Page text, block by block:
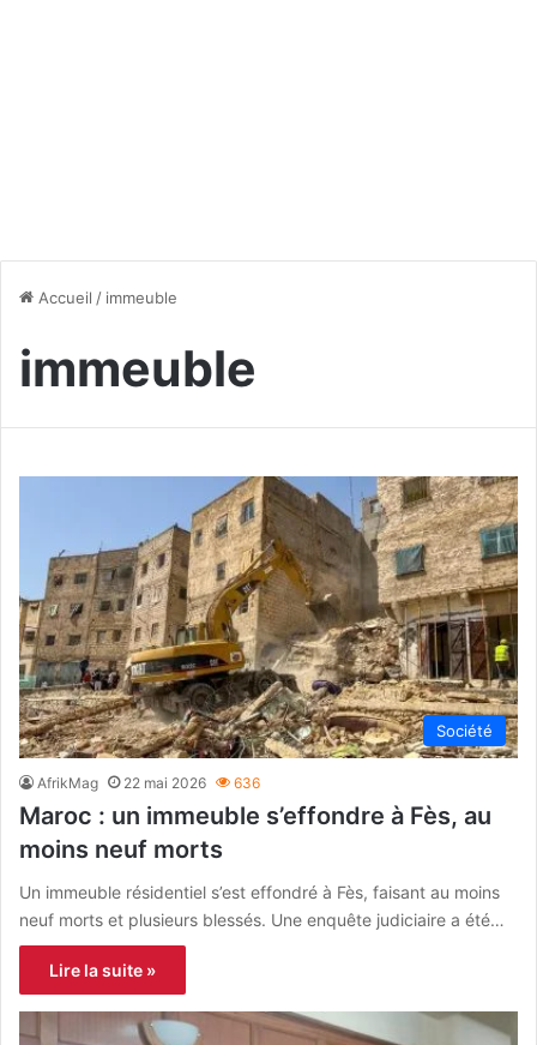
Accueil / immeuble
immeuble
Société
AfrikMag 22 mai 2026 636
Maroc : un immeuble s’effondre à Fès, au
moins neuf morts
Un immeuble résidentiel s’est effondré à Fès, faisant au moins
neuf morts et plusieurs blessés. Une enquête judiciaire a été…
Lire la suite »